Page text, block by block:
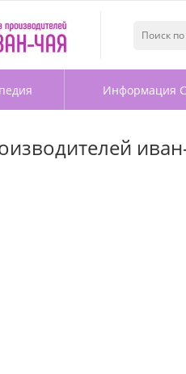
Информация